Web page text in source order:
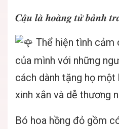
𝑪𝒂̣̂𝒖 𝒍𝒂̀ 𝒉𝒐𝒂̀𝒏𝒈 𝒕𝒖̛̉ 𝒃𝒂̉𝒏𝒉
Thể hiện tình cảm
của mình với những
cách dành tặng họ
xinh xắn và dễ thương
Bó hoa hồng đỏ gồm